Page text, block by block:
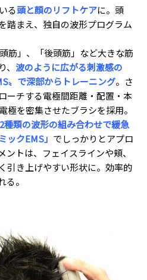
る頭と顔のリフトケアに。頭
踏まえ、独自の波形プログラム
筋」、「後頭筋」など大きな筋
波のように広がる刺激感の
〟で深部からトレーニング。さ
ーチする電極間距離・配置・本
極を密集させたブラシを採用。
類の波形の組み合わせで緩急
ックEMS」 でしっかりとアプロ
トは、フェイスラインや頬、
引き上げやすい形状に。効率的
。